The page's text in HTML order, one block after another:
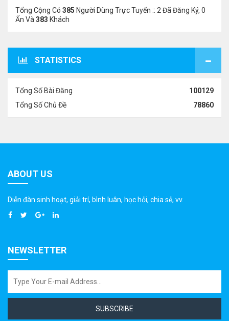
Tổng Cộng Có 385 Người Dùng Trực Tuyến :: 2 Đã Đăng Ký, 0
Ẩn Và 383 Khách
STATISTICS
Tổng Số Bài Đăng
100129
Tổng Số Chủ Đề
78860
ABOUT US
Diễn đàn sinh hoạt, giải trí, bình luân, học hỏi, chia sẻ, vv.
NEWSLETTER
SUBSCRIBE